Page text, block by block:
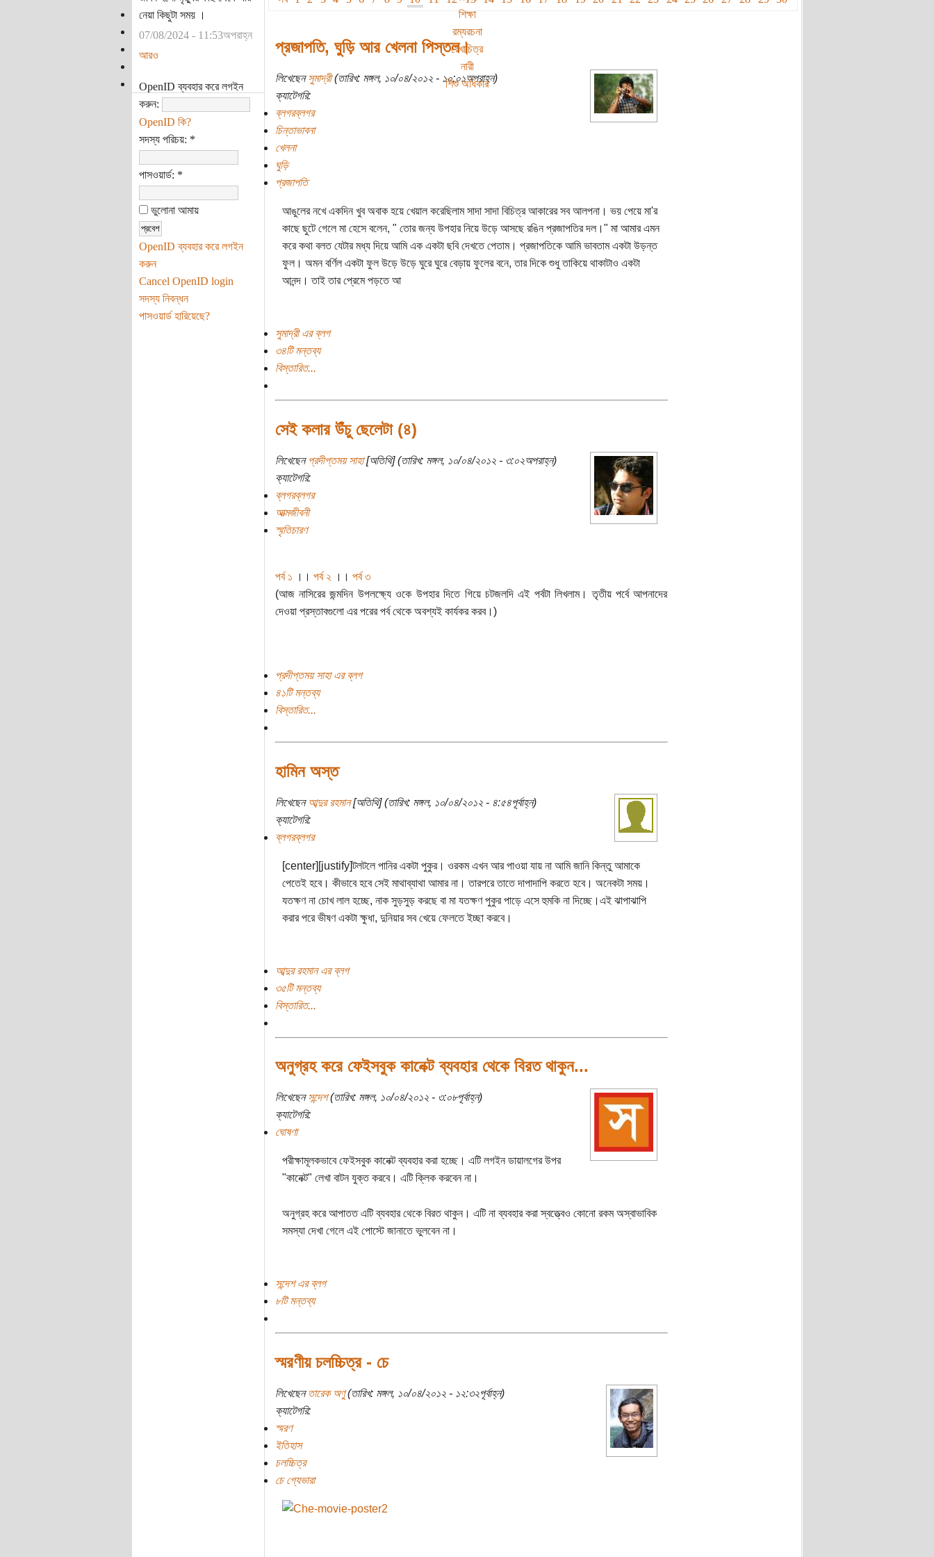
শিক্ষা
রম্যরচনা
রেখাচিত্র
নারী
শিশু অধিকার
নেয়া কিছুটা সময় ।
07/08/2024 - 11:53অপরাহ্ন
আরও
OpenID ব্যবহার করে লগইন
করুন:
OpenID কি?
সদস্য পরিচয়: *
পাসওয়ার্ড: *
ভুলোনা আমায়
OpenID ব্যবহার করে লগইন
করুন
Cancel OpenID login
সদস্য নিবন্ধন
পাসওয়ার্ড হারিয়েছে?
প্রজাপতি, ঘুড়ি আর খেলনা পিস্তল।
লিখেছেনসুমাদ্রী(তারিখ: মঙ্গল, ১০/০৪/২০১২ - ১০:০১অপরাহ্ন)
ক্যাটেগরি:
ব্লগরব্লগর
চিন্তাভাবনা
খেলনা
ঘুড়ি
প্রজাপতি
আঙুলের নখে একদিন খুব অবাক হয়ে খেয়াল করেছিলাম সাদা সাদা বিচিত্র আকারের সব আলপনা। ভয় পেয়ে মা'র
কাছে ছুটে গেলে মা হেসে বলেন, " তোর জন্য উপহার নিয়ে উড়ে আসছে রঙিন প্রজাপতির দল।" মা আমার এমন
করে কথা বলত যেটার মধ্য দিয়ে আমি এক একটা ছবি দেখতে পেতাম। প্রজাপতিকে আমি ভাবতাম একটা উড়ন্ত
ফুল। অমন বর্ণিল একটা ফুল উড়ে উড়ে ঘুরে ঘুরে বেড়ায় ফুলের বনে, তার দিকে শুধু তাকিয়ে থাকাটাও একটা
আনন্দ। তাই তার প্রেমে পড়তে আ
সুমাদ্রী এর ব্লগ
৩৪টি মন্তব্য
বিস্তারিত...
সেই কলার উঁচু ছেলেটা (৪)
লিখেছেনপ্রদীপ্তময় সাহা[অতিথি] (তারিখ: মঙ্গল, ১০/০৪/২০১২ - ৩:০২অপরাহ্ন)
ক্যাটেগরি:
ব্লগরব্লগর
আত্মজীবনী
স্মৃতিচারণ
পর্ব ১ ।। পর্ব ২ ।। পর্ব ৩
(আজ নাসিরের জন্মদিন উপলক্ষ্যে ওকে উপহার দিতে গিয়ে চটজলদি এই পর্বটা লিখলাম। তৃতীয় পর্বে আপনাদের
দেওয়া প্রস্তাবগুলো এর পরের পর্ব থেকে অবশ্যই কার্যকর করব।)
প্রদীপ্তময় সাহা এর ব্লগ
৪১টি মন্তব্য
বিস্তারিত...
হামিন অস্ত
লিখেছেনআব্দুর রহমান[অতিথি] (তারিখ: মঙ্গল, ১০/০৪/২০১২ - ৪:৫৪পূর্বাহ্ন)
ক্যাটেগরি:
ব্লগরব্লগর
[center][justify]টলটলে পানির একটা পুকুর। ওরকম এখন আর পাওয়া যায় না আমি জানি কিন্তু আমাকে
পেতেই হবে। কীভাবে হবে সেই মাথাব্যাথা আমার না। তারপরে তাতে দাপাদাপি করতে হবে। অনেকটা সময়।
যতক্ষণ না চোখ লাল হচ্ছে, নাক সুড়সুড় করছে বা মা যতক্ষণ পুকুর পাড়ে এসে হুমকি না দিচ্ছে।এই ঝাপাঝাপি
করার পরে ভীষণ একটা ক্ষুধা, দুনিয়ার সব খেয়ে ফেলতে ইচ্ছা করবে।
আব্দুর রহমান এর ব্লগ
৩৫টি মন্তব্য
বিস্তারিত...
অনুগ্রহ করে ফেইসবুক কানেক্ট ব্যবহার থেকে বিরত থাকুন...
লিখেছেনসন্দেশ(তারিখ: মঙ্গল, ১০/০৪/২০১২ - ৩:০৮পূর্বাহ্ন)
ক্যাটেগরি:
ঘোষণা
পরীক্ষামূলকভাবে ফেইসবুক কানেক্ট ব্যবহার করা হচ্ছে। এটি লগইন ডায়ালগের উপর
"কানেক্ট" লেখা বাটন যুক্ত করবে। এটি ক্লিক করবেন না।
অনুগ্রহ করে আপাতত এটি ব্যবহার থেকে বিরত থাকুন। এটি না ব্যবহার করা স্বত্ত্বেও কোনো রকম অস্বাভাবিক
সমস্যা দেখা গেলে এই পোস্টে জানাতে ভুলবেন না।
সন্দেশ এর ব্লগ
৮টি মন্তব্য
স্মরণীয় চলচ্চিত্র - চে
লিখেছেনতারেক অণু(তারিখ: মঙ্গল, ১০/০৪/২০১২ - ১২:৩২পূর্বাহ্ন)
ক্যাটেগরি:
স্মরণ
ইতিহাস
চলচ্চিত্র
চে গ্যেভারা